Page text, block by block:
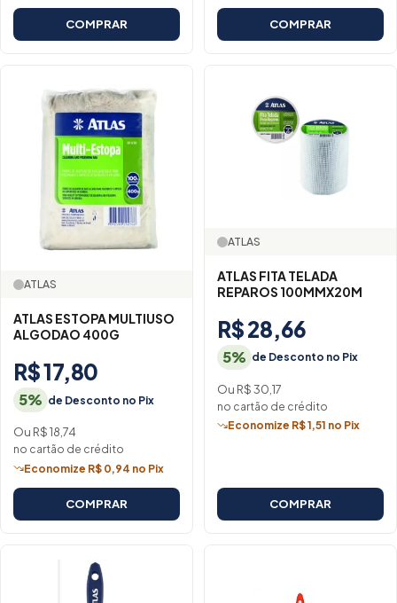
COMPRAR COMPRAR
ATLAS
ATLAS ESTOPA MULTIUSO
ALGODAO 400G
R$ 17,80
5% de Desconto no Pix
Ou R$ 18,74
no cartão de crédito
Economize R$ 0,94 no Pix
COMPRAR
ATLAS
ATLAS FITA TELADA
REPAROS 100MMX20M
R$ 28,66
5% de Desconto no Pix
Ou R$ 30,17
no cartão de crédito
Economize R$ 1,51 no Pix
COMPRAR